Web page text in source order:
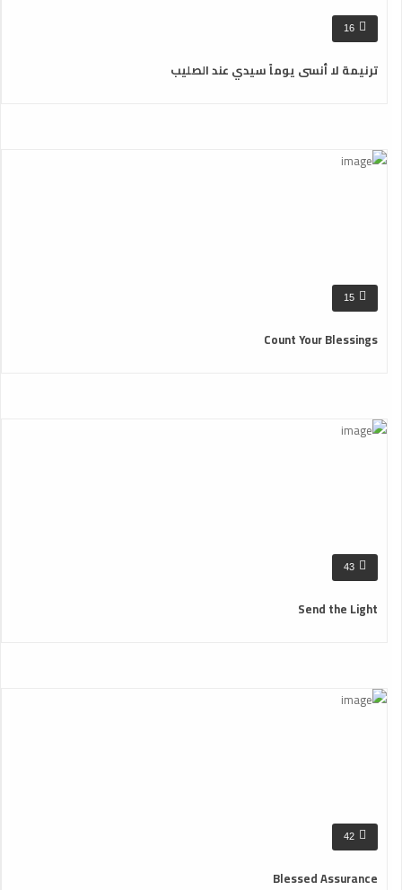
16
ترنيمة لا أنسى يوماً سيدي عند الصليب
15
Count Your Blessings
43
Send the Light
42
Blessed Assurance